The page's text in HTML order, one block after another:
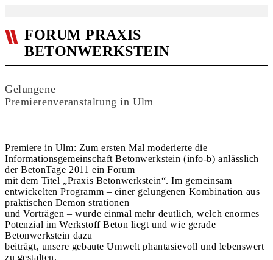
FORUM PRAXIS
BETONWERKSTEIN
Gelungene
Premierenveranstaltung in Ulm
Premiere in Ulm: Zum ersten Mal moderierte die
Informationsgemeinschaft Betonwerkstein (info-b) anlässlich
der BetonTage 2011 ein Forum
mit dem Titel „Praxis Betonwerkstein“. Im gemeinsam
entwickelten Programm – einer gelungenen Kombination aus
praktischen Demon strationen
und Vorträgen – wurde einmal mehr deutlich, welch enormes
Potenzial im Werkstoff Beton liegt und wie gerade
Betonwerkstein dazu
beiträgt, unsere gebaute Umwelt phantasievoll und lebenswert
zu gestalten.